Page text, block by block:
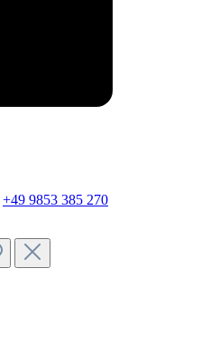
+49 9853 385 270